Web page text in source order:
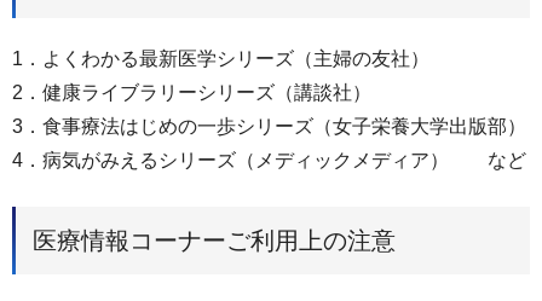
1．よくわかる最新医学シリーズ（主婦の友社）
2．健康ライブラリーシリーズ（講談社）
3．食事療法はじめの一歩シリーズ（女子栄養大学出版部）
4．病気がみえるシリーズ（メディックメディア） など
医療情報コーナーご利用上の注意